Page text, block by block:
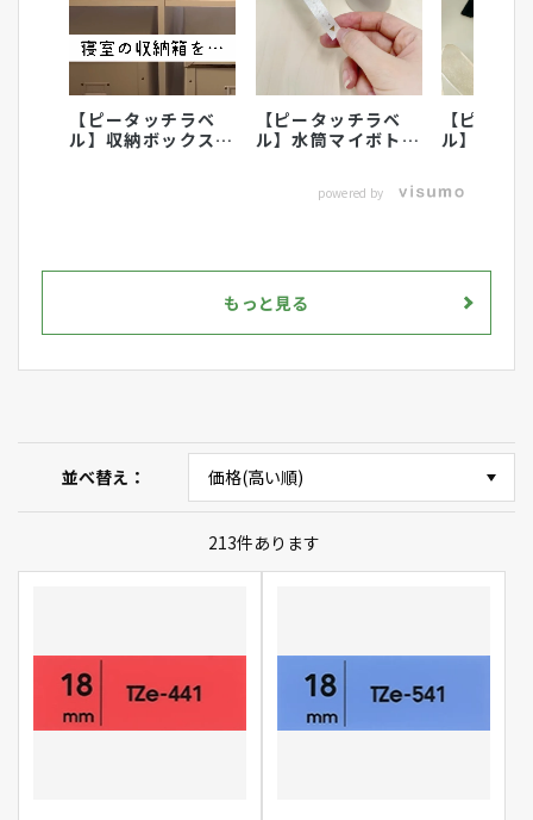
【ピータッチラベ
ル】収納ボックスの
【ピータッチラベ
ル】水筒マイボトル
【ピータ
ル】こど
powered by
もっと見る
並べ替え
213件あります